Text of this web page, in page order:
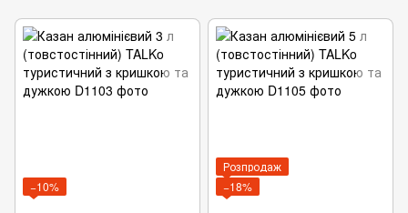
−10%
Розпродаж
−18%